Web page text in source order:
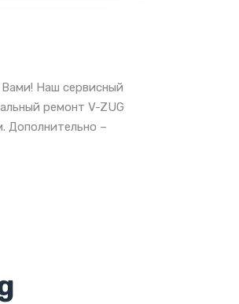
Наш сервисный
ремонт V-ZUG
Дополнительно –